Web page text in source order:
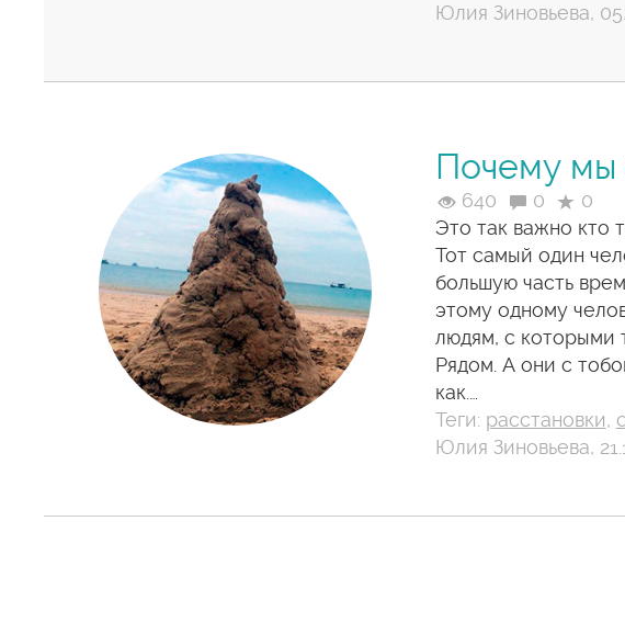
Юлия Зиновьева,
Почему мы
640 0
0
Это так важно кто
Тот самый один
большую часть
этому одному
людям, с которыми
Рядом. А они с
как.…
Теги: расстановки,
Юлия Зиновьева,